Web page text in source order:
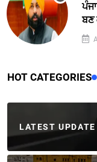
ਬਣ
HOT CATEGORIES
LATEST UPDATE